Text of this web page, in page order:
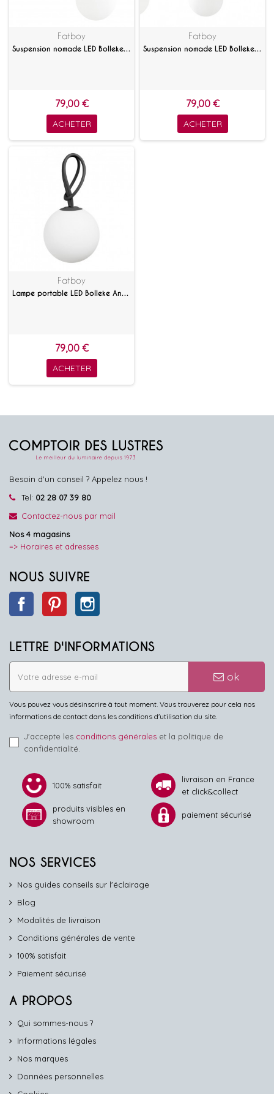
Fatboy
Suspension nomade LED Bolleke Rouge
79,00 €
ACHETER
Fatboy
Suspension nomade LED Bolleke Gris
79,00 €
ACHETER
Fatboy
Lampe portable LED Bolleke Anthracite
79,00 €
ACHETER
Besoin d'un conseil ? Appelez nous !
Tel: 02 28 07 39 80
Contactez-nous par mail
Nos 4 magasins
=> Horaires et adresses
NOUS SUIVRE
Facebook Pinterest
LETTRE D'INFORMATIONS
ok
Vous pouvez vous désinscrire à tout moment. Vous trouverez pour cela nos
informations de contact dans les conditions d'utilisation du site.
J'accepte les conditions générales et la politique de
confidentialité.
100% satisfait
livraison en France
et click&collect
produits visibles en
showroom
paiement sécurisé
NOS SERVICES
Nos guides conseils sur l'éclairage
Blog
Modalités de livraison
Conditions générales de vente
100% satisfait
Paiement sécurisé
A PROPOS
Qui sommes-nous ?
Informations légales
Nos marques
Données personnelles